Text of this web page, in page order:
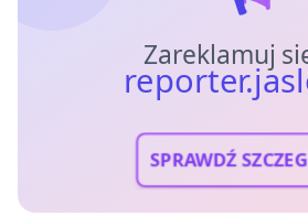
Zareklamuj
SPRAWDŹ